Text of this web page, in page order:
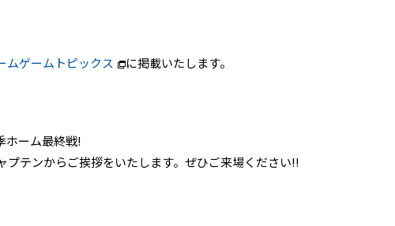
ムゲームトピックス に掲載いたします。
ホーム最終戦!
プテンからご挨拶をいたします。ぜひご来場ください!!